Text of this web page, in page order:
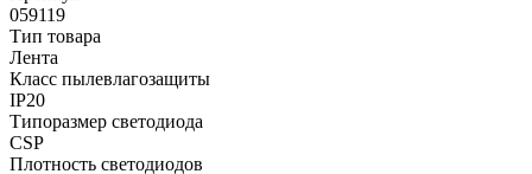
059119
Тип товара
Лента
Класс пылевлагозащиты
IP20
Типоразмер светодиода
CSP
Плотность светодиодов